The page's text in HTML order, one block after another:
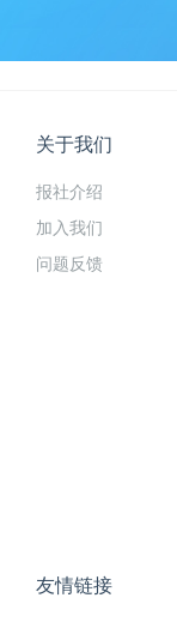
关于我们
报社介绍
加入我们
问题反馈
友情链接